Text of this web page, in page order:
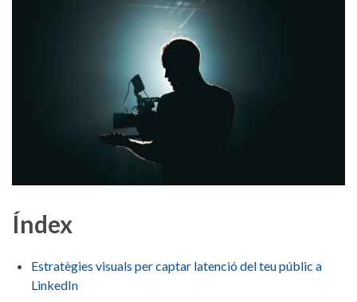
Índex
Estratègies ‍visuals per captar latenció del teu públic a
LinkedIn ‌